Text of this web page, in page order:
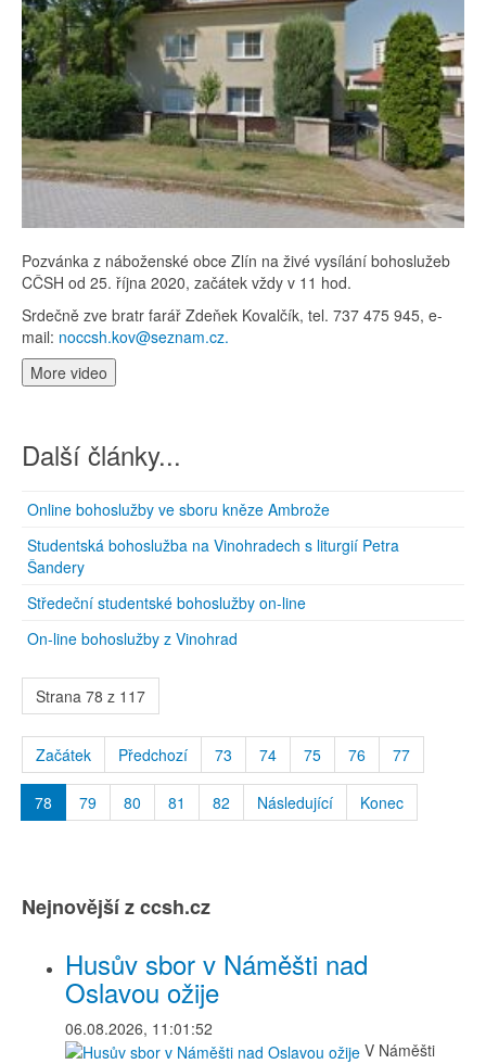
Pozvánka z náboženské obce Zlín na živé vysílání bohoslužeb
CČSH od 25. října 2020, začátek vždy v 11 hod.
Srdečně zve bratr farář Zdeňek Kovalčík, tel. 737 475 945, e-
mail: noccsh.kov@seznam.cz.
More video
Další články...
Online bohoslužby ve sboru kněze Ambrože
Studentská bohoslužba na Vinohradech s liturgií Petra
Šandery
Středeční studentské bohoslužby on-line
On-line bohoslužby z Vinohrad
Strana 78 z 117
Začátek Předchozí 73 74 75 76 77
78 79 80 81 82 Následující Konec
Nejnovější z ccsh.cz
Husův sbor v Náměšti nad
Oslavou ožije
06.08.2026, 11:01:52
V Náměšti